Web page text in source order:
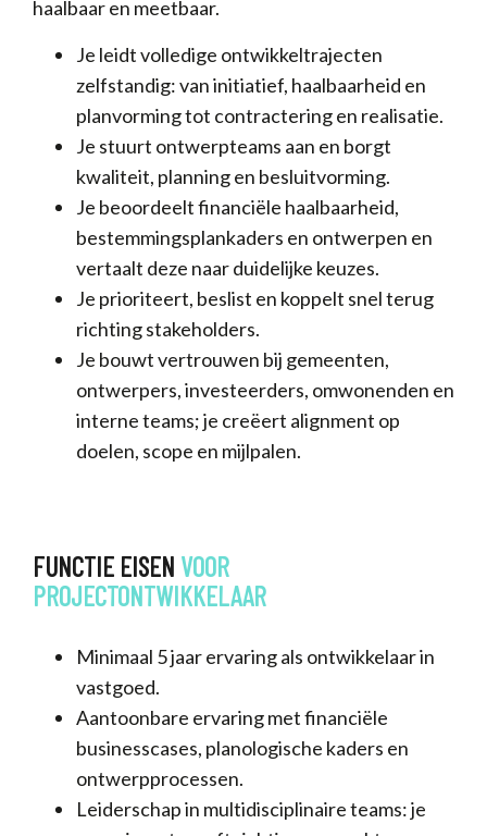
haalbaar en meetbaar.
Je leidt volledige ontwikkeltrajecten
zelfstandig: van initiatief, haalbaarheid en
planvorming tot contractering en realisatie.
Je stuurt ontwerpteams aan en borgt
kwaliteit, planning en besluitvorming.
Je beoordeelt financiële haalbaarheid,
bestemmingsplankaders en ontwerpen en
vertaalt deze naar duidelijke keuzes.
Je prioriteert, beslist en koppelt snel terug
richting stakeholders.
Je bouwt vertrouwen bij gemeenten,
ontwerpers, investeerders, omwonenden en
interne teams; je creëert alignment op
doelen, scope en mijlpalen.
FUNCTIE EISEN VOOR
PROJECTONTWIKKELAAR
Minimaal 5 jaar ervaring als ontwikkelaar in
vastgoed.
Aantoonbare ervaring met financiële
businesscases, planologische kaders en
ontwerpprocessen.
Leiderschap in multidisciplinaire teams: je